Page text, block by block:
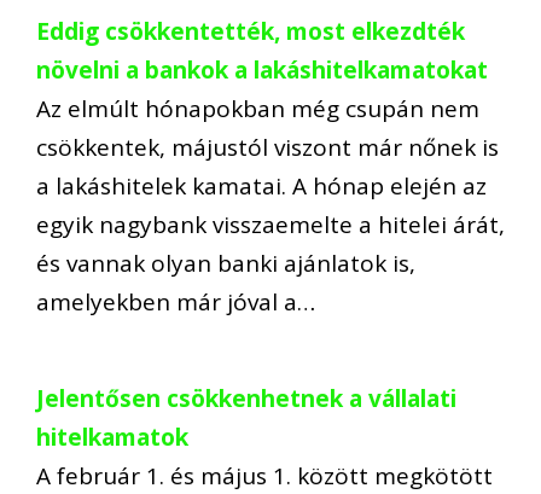
Eddig csökkentették, most elkezdték
növelni a bankok a lakáshitelkamatokat
Az elmúlt hónapokban még csupán nem
csökkentek, májustól viszont már nőnek is
a lakáshitelek kamatai. A hónap elején az
egyik nagybank visszaemelte a hitelei árát,
és vannak olyan banki ajánlatok is,
amelyekben már jóval a…
Jelentősen csökkenhetnek a vállalati
hitelkamatok
A február 1. és május 1. között megkötött